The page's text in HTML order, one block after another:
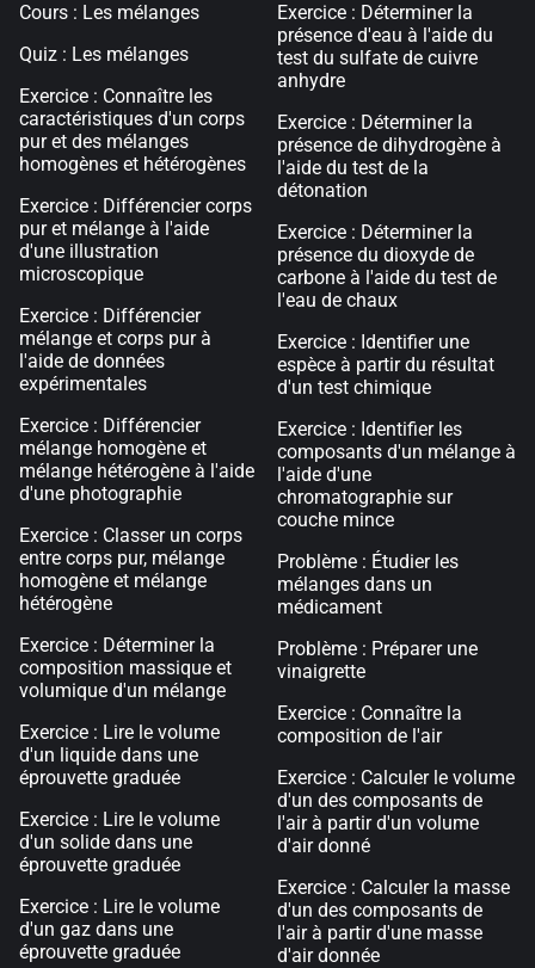
Cours : Les mélanges
Quiz : Les mélanges
Exercice : Connaître les
caractéristiques d'un corps
pur et des mélanges
homogènes et hétérogènes
Exercice : Différencier corps
pur et mélange à l'aide
d'une illustration
microscopique
Exercice : Différencier
mélange et corps pur à
l'aide de données
expérimentales
Exercice : Différencier
mélange homogène et
mélange hétérogène à l'aide
d'une photographie
Exercice : Classer un corps
entre corps pur, mélange
homogène et mélange
hétérogène
Exercice : Déterminer la
composition massique et
volumique d'un mélange
Exercice : Lire le volume
d'un liquide dans une
éprouvette graduée
Exercice : Lire le volume
d'un solide dans une
éprouvette graduée
Exercice : Lire le volume
d'un gaz dans une
éprouvette graduée
Exercice : Déterminer la
présence d'eau à l'aide du
test du sulfate de cuivre
anhydre
Exercice : Déterminer la
présence de dihydrogène à
l'aide du test de la
détonation
Exercice : Déterminer la
présence du dioxyde de
carbone à l'aide du test de
l'eau de chaux
Exercice : Identifier une
espèce à partir du résultat
d'un test chimique
Exercice : Identifier les
composants d'un mélange à
l'aide d'une
chromatographie sur
couche mince
Problème : Étudier les
mélanges dans un
médicament
Problème : Préparer une
vinaigrette
Exercice : Connaître la
composition de l'air
Exercice : Calculer le volume
d'un des composants de
l'air à partir d'un volume
d'air donné
Exercice : Calculer la masse
d'un des composants de
l'air à partir d'une masse
d'air donnée